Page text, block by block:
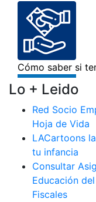
Lo + Leido
Red Socio
Hoja de Vida
LACartoons
tu infancia
Consultar
Educación
Fiscales